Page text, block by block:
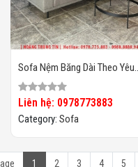
Sofa Nệm Băng Dài Theo Yêu
Cầu HTT02
Liên hệ: 0978773883
Category: Sofa
1 2 3 4 5